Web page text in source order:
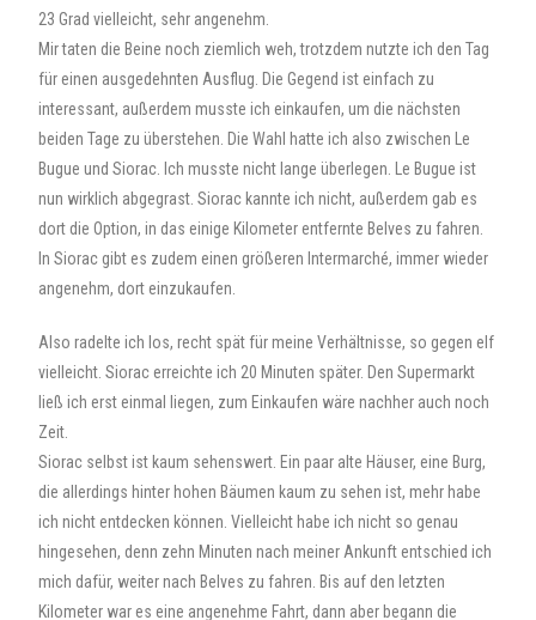
23 Grad vielleicht, sehr angenehm.
Mir taten die Beine noch ziemlich weh, trotzdem nutzte ich den Tag
für einen ausgedehnten Ausflug. Die Gegend ist einfach zu
interessant, außerdem musste ich einkaufen, um die nächsten
beiden Tage zu überstehen. Die Wahl hatte ich also zwischen Le
Bugue und Siorac. Ich musste nicht lange überlegen. Le Bugue ist
nun wirklich abgegrast. Siorac kannte ich nicht, außerdem gab es
dort die Option, in das einige Kilometer entfernte Belves zu fahren.
In Siorac gibt es zudem einen größeren Intermarché, immer wieder
angenehm, dort einzukaufen.
Also radelte ich los, recht spät für meine Verhältnisse, so gegen elf
vielleicht. Siorac erreichte ich 20 Minuten später. Den Supermarkt
ließ ich erst einmal liegen, zum Einkaufen wäre nachher auch noch
Zeit.
Siorac selbst ist kaum sehenswert. Ein paar alte Häuser, eine Burg,
die allerdings hinter hohen Bäumen kaum zu sehen ist, mehr habe
ich nicht entdecken können. Vielleicht habe ich nicht so genau
hingesehen, denn zehn Minuten nach meiner Ankunft entschied ich
mich dafür, weiter nach Belves zu fahren. Bis auf den letzten
Kilometer war es eine angenehme Fahrt, dann aber begann die